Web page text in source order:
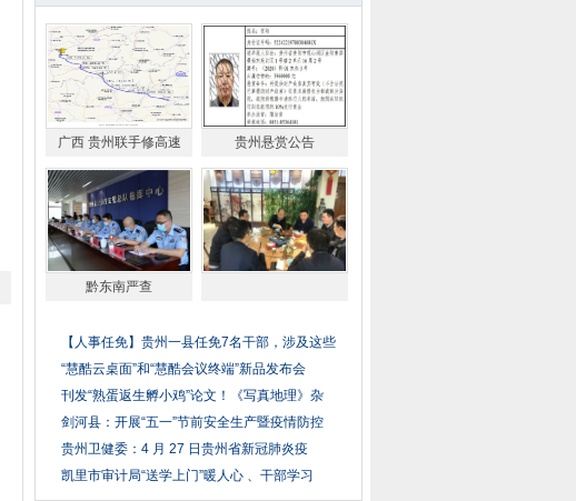
广西 贵州联手修高速 贵州悬赏公告
黔东南严查
【人事任免】贵州一县任免7名干部，涉及这些
“慧酷云桌面”和“慧酷会议终端”新品发布会
刊发“熟蛋返生孵小鸡”论文！《写真地理》杂
剑河县：开展“五一”节前安全生产暨疫情防控
贵州卫健委：4 月 27 日贵州省新冠肺炎疫
凯里市审计局“送学上门”暖人心 、干部学习